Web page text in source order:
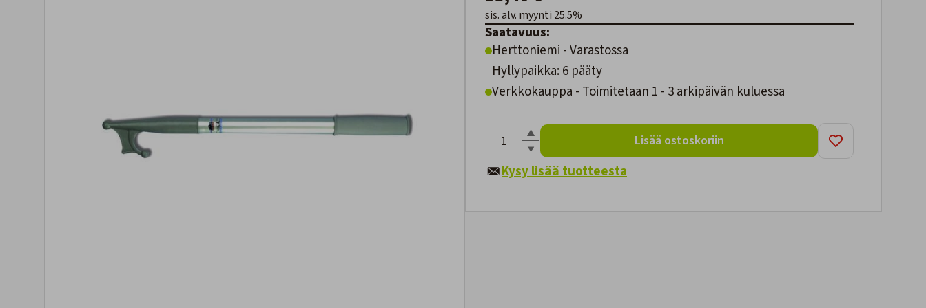
sis. alv. myynti 25.5%
Saatavuus:
Herttoniemi - Varastossa
Hyllypaikka: 6 pääty
Verkkokauppa - Toimitetaan 1 - 3 arkipäivän kuluessa
Lisää ostoskoriin
Kysy lisää tuotteesta